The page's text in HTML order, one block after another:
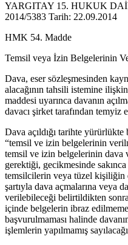
YARGITAY 15. HUKUK
2014/5383 Tarih: 22.09.2014
HMK 54. Madde
Temsil veya İzin Belgelerinin
Dava, eser sözleşmesinden
alacağının tahsili istemine
maddesi uyarınca davanın
davacı şirket tarafından temyiz
Dava açıldığı tarihte
“temsil ve izin belgelerinin
temsil ve izin belgelerinin dava
gerektiği, gecikmesinde
temsilcilerin veya tüzel kişiliğin
şartıyla dava açmalarına veya
verilebileceği belirtildikten
içinde belgelerin ibraz
başvurulmaması halinde
işlemlerin yapılmamış